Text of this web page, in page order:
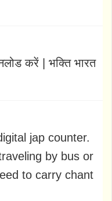
करें | भक्ति भारत
jap counter.
by bus or
to carry chant